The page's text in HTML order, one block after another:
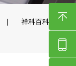
祥科百科